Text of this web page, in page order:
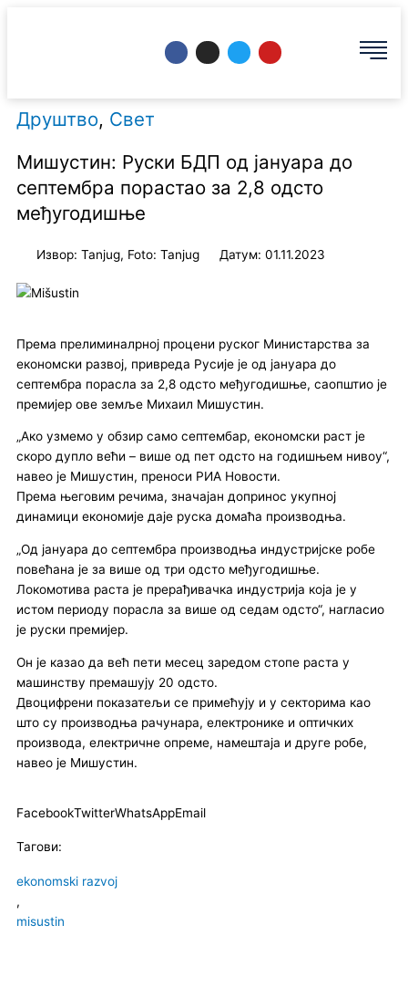
F
a
b
I
n
a
T
w
t
Y
o
u
Друштво, Свет
Мишустин: Руски БДП од јануара до
септембра порастао за 2,8 одсто
међугодишње
Извор: Tanjug, Foto: Tanjug Датум: 01.11.2023
Према прелиминалрној процени руског Министарства за
економски развој, привреда Русије је од јануара до
септембра порасла за 2,8 одсто међугодишње, саопштио је
премијер ове земље Михаил Мишустин.
„Ако узмемо у обзир само септембар, економски раст је
скоро дупло већи – више од пет одсто на годишњем нивоу“,
навео је Мишустин, преноси РИА Новости.
Према његовим речима, значајан допринос укупној
динамици економије даје руска домаћа производња.
„Од јануара до септембра производња индустријске робе
повећана је за више од три одсто међугодишње.
Локомотива раста је прерађивачка индустрија која је у
истом периоду порасла за више од седам одсто“, нагласио
је руски премијер.
Он је казао да већ пети месец заредом стопе раста у
машинству премашују 20 одсто.
Двоцифрени показатељи се примећују и у секторима као
што су производња рачунара, електронике и оптичких
производа, електричне опреме, намештаја и друге робе,
навео је Мишустин.
FacebookTwitterWhatsAppEmail
Тагови:
ekonomski razvoj
,
misustin